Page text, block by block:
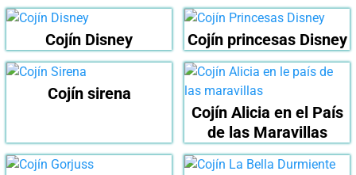
Cojín Disney Cojín princesas Disney
Cojín sirena
Cojín Alicia en el País
de las Maravillas